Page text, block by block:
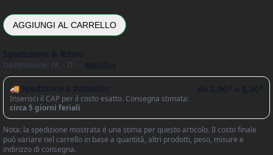
AGGIUNGI AL CARRELLO
Destinazione: PA – IT —
🚚 Spedizione a domicilio
Inserisci il CAP per il costo esatto. Consegna stimata:
circa 5 giorni feriali
Nota: la spedizione mostrata è una stima per questo articolo. Il costo finale
può variare nel carrello in base a quantità, altri prodotti, peso, misure e
indirizzo di consegna.